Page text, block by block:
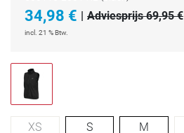
34,98 € | Adviesprijs 69,95 €
incl. 21 % Btw.
XS S M